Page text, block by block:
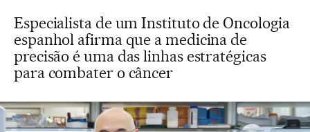
Especialista de um Instituto de Oncologia
espanhol afirma que a medicina de
precisão é uma das linhas estratégicas
para combater o câncer